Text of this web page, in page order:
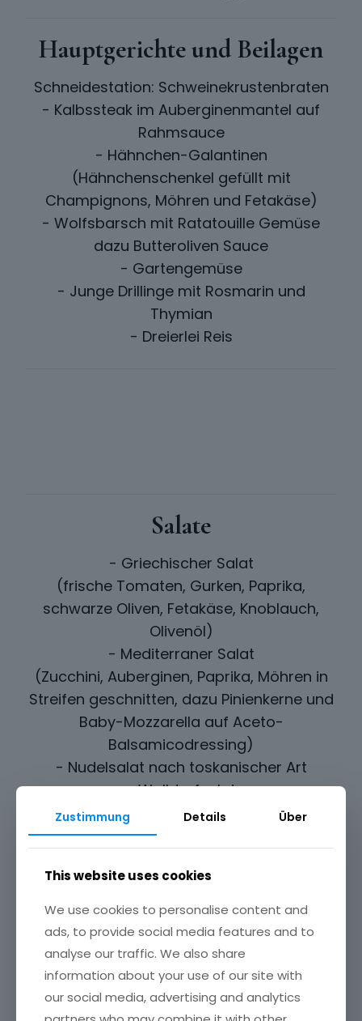
Hauptgerichte und Beilagen
Schneidestation: Schweinekrustenbraten
- Kalbssteak im Auberginenmantel auf
Rahmsauce
- Hähnchen-Galantinen
(Hähnchenschenkel gefüllt mit
Champignons, Möhren und Fetakäse)
- Wolfsbarsch mit Ratatouille Gemüse
dazu Butteroliven Sauce
- Gartengemüse
- Junge Drillinge mit Rosmarin und
Thymian
- Dreierlei Reis
Salate
- Griechischer Salat
(frische Tomaten, Gurken, Paprika,
schwarze Oliven, Fetakäse, Knoblauch,
Olivenöl)
- Mediterraner Salat
(Zucchini, Auberginen, Paprika, Möhren in
Streifen geschnitten, dazu Pinienkerne und
Baby-Mozzarella auf Aceto-
Balsamicodressing)
- Nudelsalat nach toskanischer Art
- Walldorfsalat
- Herringschichtsalat "Pod Schuboi"
(Wir haben eine größere Auswahl an
Antipasti
- Gefüllte Champignons
- Rote und grüne Peperoni, gefüllt mit
Fetakäse
Zustimmung Details Über
This website uses cookies
We use cookies to personalise content and
ads, to provide social media features and to
analyse our traffic. We also share
information about your use of our site with
our social media, advertising and analytics